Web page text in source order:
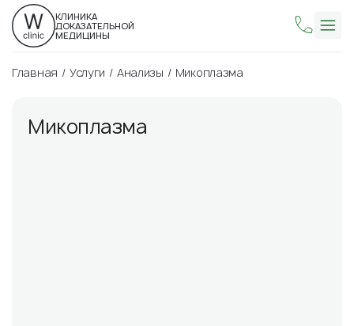
КЛИНИКА
ДОКАЗАТЕЛЬНОЙ
МЕДИЦИНЫ
Главная Услуги Анализы Микоплазма
Микоплазма